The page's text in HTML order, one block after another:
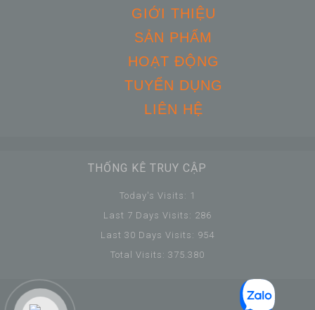
GIỚI THIỆU
SẢN PHẨM
HOẠT ĐỘNG
TUYỂN DỤNG
LIÊN HỆ
THỐNG KÊ TRUY CẬP
Today's Visits: 1
Last 7 Days Visits: 286
Last 30 Days Visits: 954
Total Visits: 375.380